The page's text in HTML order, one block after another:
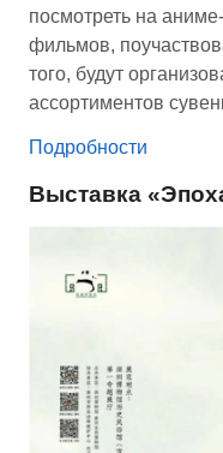
посмотреть на
фильмов,
того, будут
ассортиментов
Подробности
Выставка «